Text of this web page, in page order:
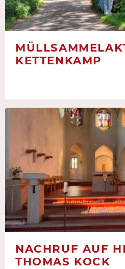
KETTENKAMP
NACHRUF AUF
THOMAS KOCK